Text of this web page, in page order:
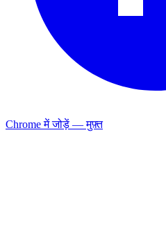
Chrome में जोड़ें — मुफ़्त